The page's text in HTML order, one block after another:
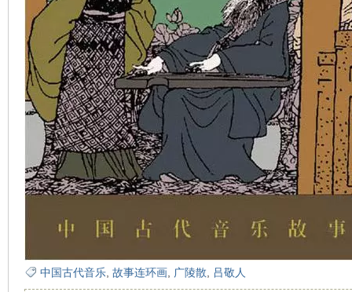
中国古代音乐, 故事连环画, 广陵散 吕敬人